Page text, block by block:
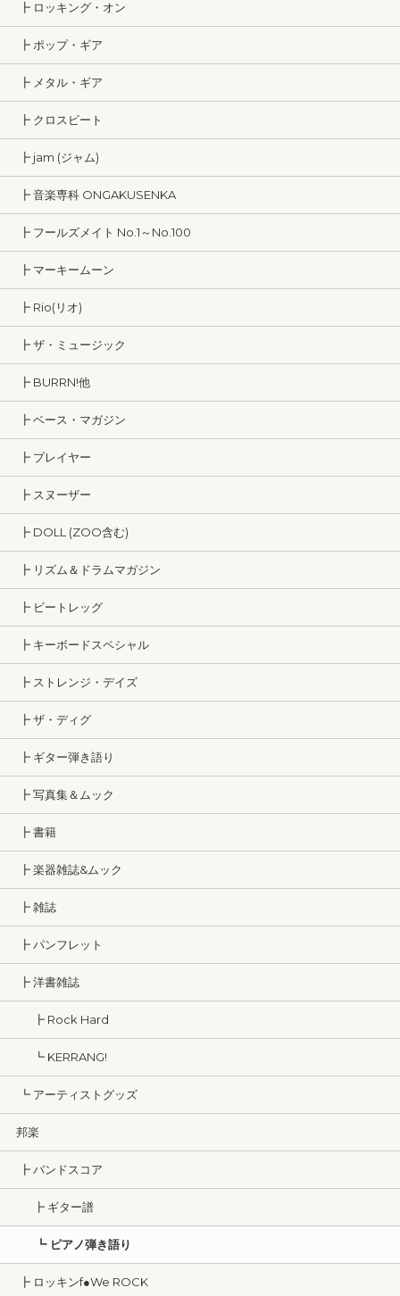
┣ ロッキング・オン
┣ ポップ・ギア
┣ メタル・ギア
┣ クロスビート
┣ jam (ジャム)
┣ 音楽専科 ONGAKUSENKA
┣ フールズメイト No.1～No.100
┣ マーキームーン
┣ Rio(リオ)
┣ ザ・ミュージック
┣ BURRN!他
┣ ベース・マガジン
┣ プレイヤー
┣ スヌーザー
┣ DOLL (ZOO含む)
┣ リズム＆ドラムマガジン
┣ ビートレッグ
┣ キーボードスペシャル
┣ ストレンジ・デイズ
┣ ザ・ディグ
┣ ギター弾き語り
┣ 写真集＆ムック
┣ 書籍
┣ 楽器雑誌&ムック
┣ 雑誌
┣ パンフレット
┣ 洋書雑誌
┣ Rock Hard
┗ KERRANG!
┗ アーティストグッズ
邦楽
┣ バンドスコア
┣ ギター譜
┗ ピアノ弾き語り
┣ ロッキンf●We ROCK